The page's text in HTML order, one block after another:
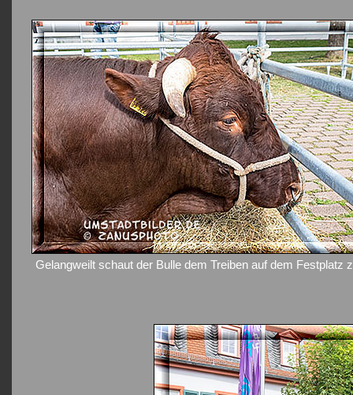
Gelangweilt schaut der Bulle dem Treiben auf dem Festplatz